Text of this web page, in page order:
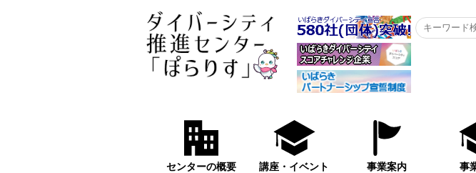
センターの概要 講座・イベント 事業案内 事